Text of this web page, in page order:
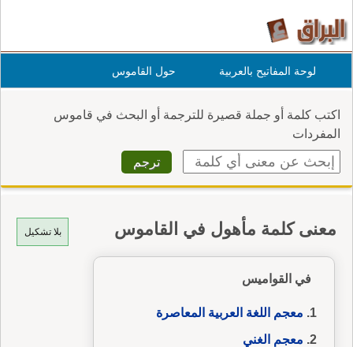
لوحة المفاتيح بالعربية حول القاموس
اكتب كلمة أو جملة قصيرة للترجمة أو البحث في قاموس
المفردات
بلا تشكيل معنى كلمة مأهول في القاموس
في القواميس
معجم اللغة العربية المعاصرة
معجم الغني